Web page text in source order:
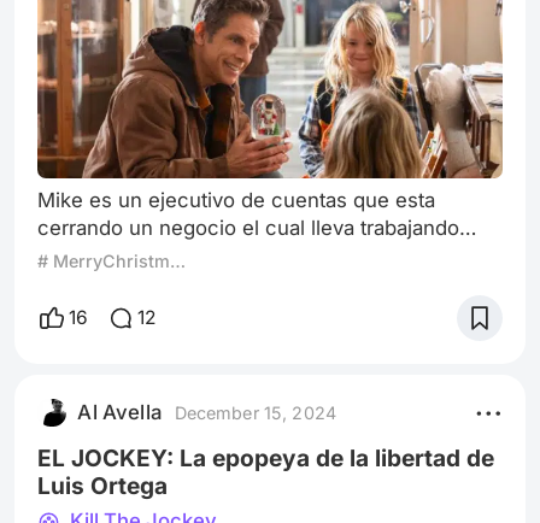
Mike es un ejecutivo de cuentas que esta
cerrando un negocio el cual lleva trabajando
hace cuatro años pero un proceso legal
haria tomar segun el, un fin de semana de
ser Ben Stiller y es que al igual que otros
actores es imposible no ver una pelicula de Ben
Still
# MerryChristmas2024
16 12
Al Avella December 15, 2024
EL JOCKEY: La epopeya de la libertad de
Luis Ortega